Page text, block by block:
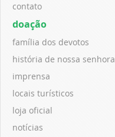
contato
doação
família dos devotos
história de nossa senhora
imprensa
locais turísticos
loja oficial
notícias